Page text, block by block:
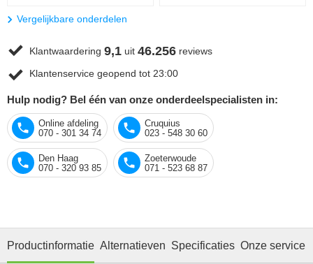
Vergelijkbare onderdelen
Klantwaardering 9,1 uit 46.256 reviews
Klantenservice geopend tot 23:00
Hulp nodig? Bel één van onze onderdeelspecialisten in:
Online afdeling
070 - 301 34 74
Cruquius
023 - 548 30 60
Den Haag
070 - 320 93 85
Zoeterwoude
071 - 523 68 87
Productinformatie Alternatieven Specificaties Onze service